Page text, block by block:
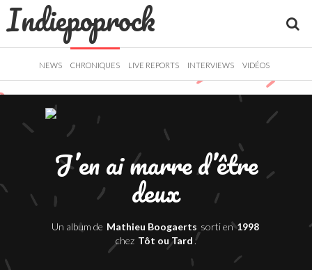
Indiepoprock
NEWS CHRONIQUES LIVE REPORTS INTERVIEWS VIDÉOS
J’en ai marre d’être
deux
Un album de Mathieu Boogaerts sorti en1998
chez Tôt ou Tard .